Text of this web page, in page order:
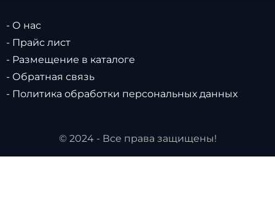
- О нас
- Прайс лист
- Размещение в каталоге
- Обратная связь
- Политика обработки персональных данных
© 2024 - Все права защищены!